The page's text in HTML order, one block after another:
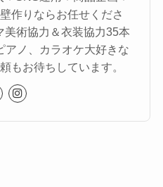
作りならお任せくださ
美術協力＆衣装協力35本
ノ、カラオケ大好きな
もお待ちしています。